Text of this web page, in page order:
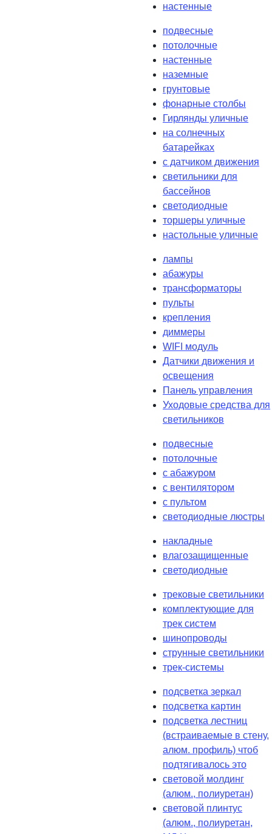
настенные
подвесные
потолочные
настенные
наземные
грунтовые
фонарные столбы
Гирлянды уличные
на солнечных
батарейках
с датчиком движения
светильники для
бассейнов
светодиодные
торшеры уличные
настольные уличные
лампы
абажуры
трансформаторы
пульты
крепления
диммеры
WIFI модуль
Датчики движения и
освещения
Панель управления
Уходовые средства для
светильников
подвесные
потолочные
с абажуром
с вентилятором
с пультом
светодиодные люстры
накладные
влагозащищенные
светодиодные
трековые светильники
комплектующие для
трек систем
шинопроводы
струнные светильники
трек-системы
подсветка зеркал
подсветка картин
подсветка лестниц
(встраиваемые в стену,
алюм. профиль) чтоб
подтягивалось это
световой молдинг
(алюм., полиуретан)
световой плинтус
(алюм., полиуретан,